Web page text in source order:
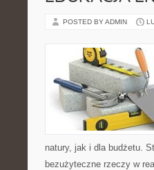
POSTED BY ADMIN
natury, jak i dla budżetu.
bezużyteczne rzeczy w